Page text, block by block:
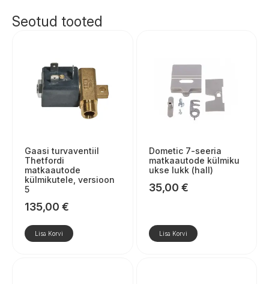
Seotud tooted
Gaasi turvaventiil
Thetfordi
matkaautode
külmikutele, versioon
5
135,00 €
Lisa Korvi
Dometic 7-seeria
matkaautode külmiku
ukse lukk (hall)
35,00 €
Lisa Korvi